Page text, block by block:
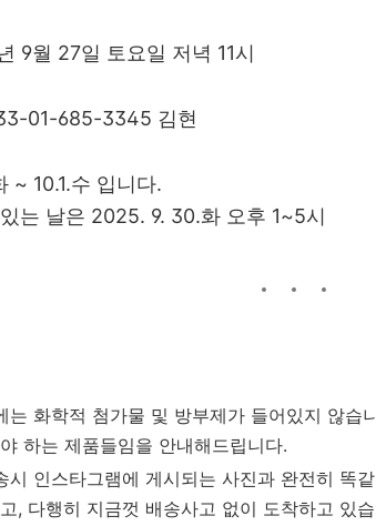
9월 27일 토요일 저녁 11시
01-685-3345 김현
~ 10.1.수 입니다.
는 날은 2025. 9. 30.화 오후 1~5시
는 화학적 첨가물 및 방부제가 들어있지 않
하는 제품들임을 안내해드립니다.
시 인스타그램에 게시되는 사진과 완전히 똑
, 다행히 지금껏 배송사고 없이 도착하고 있